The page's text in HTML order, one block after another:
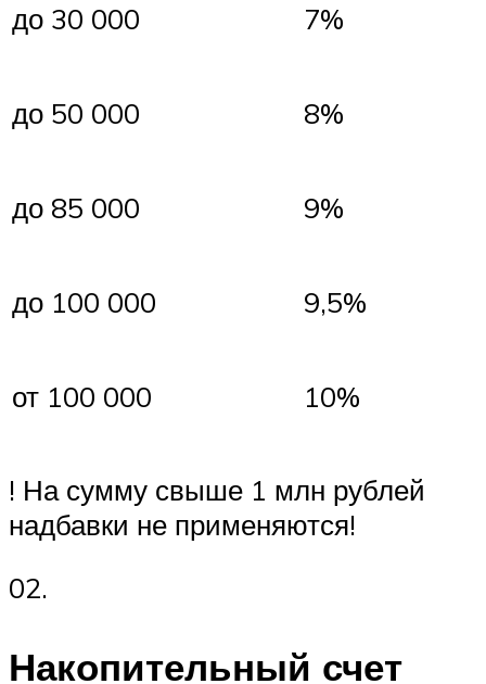
до 30 000 7%
до 50 000 8%
до 85 000 9%
до 100 000 9,5%
от 100 000 10%
! На сумму свыше 1 млн рублей
надбавки не применяются!
02.
Накопительный счет